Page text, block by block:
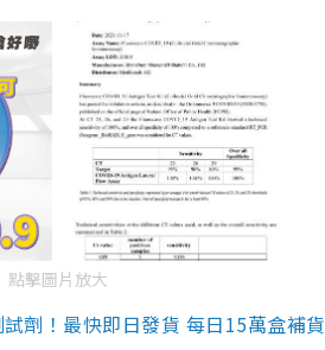
點擊圖片放大
劑！最快即日發貨 每日15萬盒補貨